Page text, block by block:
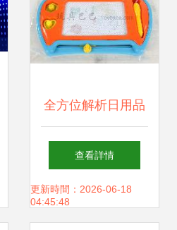
全方位解析日用品
及文具產業鏈 從批
發到生產的新趨勢
查看詳情
更新時間：2026-06-18
04:45:48